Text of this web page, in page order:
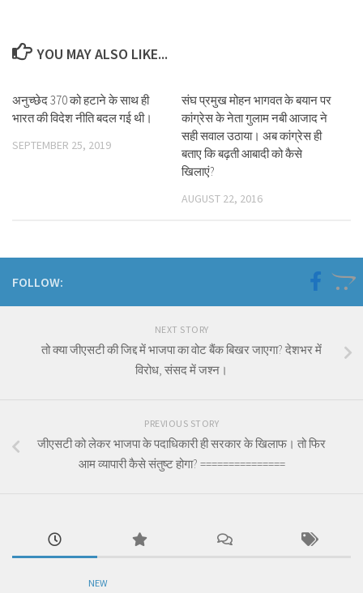
YOU MAY ALSO LIKE...
अनुच्छेद 370 को हटाने के साथ ही
भारत की विदेश नीति बदल गई थी।
SEPTEMBER 25, 2019
संघ प्रमुख मोहन भागवत के बयान पर
कांग्रेस के नेता गुलाम नबी आजाद ने
सही सवाल उठाया। अब कांग्रेस ही
बताए कि बढ़ती आबादी को कैसे
खिलाएं?
AUGUST 22, 2016
FOLLOW:
NEXT STORY
तो क्या जीएसटी की जिद्द में भाजपा का वोट बैंक बिखर जाएगा? देशभर में
विरोध, संसद में जश्न।
PREVIOUS STORY
जीएसटी को लेकर भाजपा के पदाधिकारी ही सरकार के खिलाफ। तो फिर
आम व्यापारी कैसे संतुष्ट होगा? ===============
NEW